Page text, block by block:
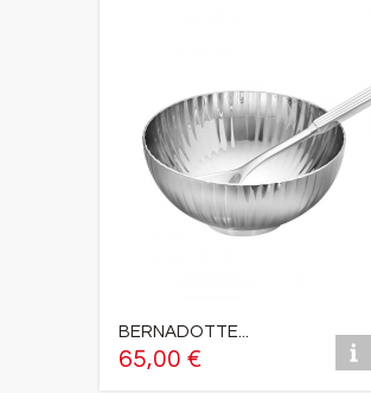
BERNADOTTE...
65,00 €